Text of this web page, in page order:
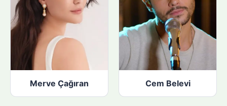
Merve Çağıran Cem Belevi